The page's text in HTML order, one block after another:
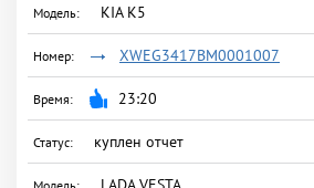
KIA K5
XWEG3417BM0001007
23:20
куплен отчет